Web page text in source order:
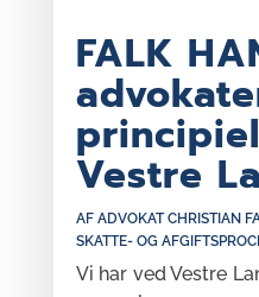
FALK
Vestre
AF ADVOKAT CHRISTIAN
SKATTE- OG
Vi har ved Vestre